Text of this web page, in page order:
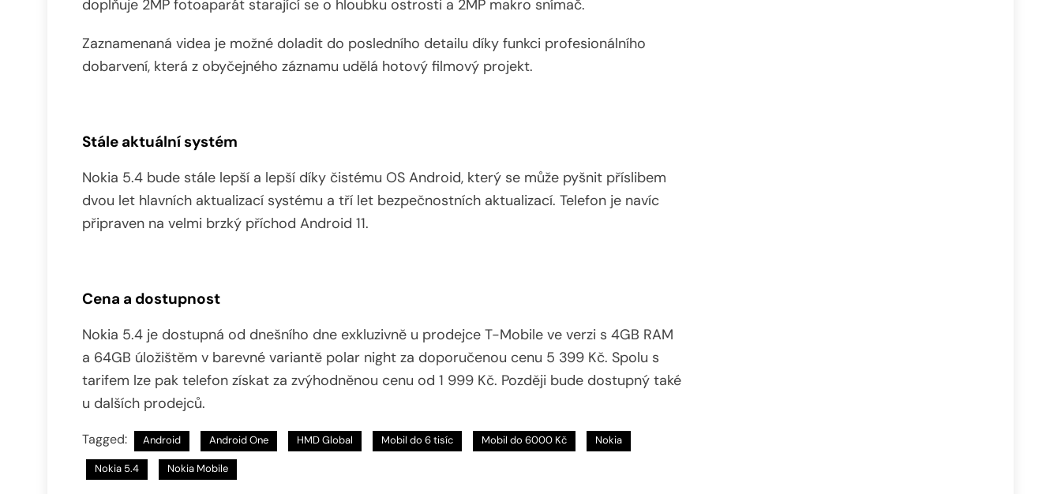
doplňuje 2MP fotoaparát starající se o hloubku ostrosti a 2MP makro snímač.
Zaznamenaná videa je možné doladit do posledního detailu díky funkci profesionálního
dobarvení, která z obyčejného záznamu udělá hotový filmový projekt.
Stále aktuální systém
Nokia 5.4 bude stále lepší a lepší díky čistému OS Android, který se může pyšnit příslibem
dvou let hlavních aktualizací systému a tří let bezpečnostních aktualizací. Telefon je navíc
připraven na velmi brzký příchod Android 11.
Cena a dostupnost
Nokia 5.4 je dostupná od dnešního dne exkluzivně u prodejce T-Mobile ve verzi s 4GB RAM
a 64GB úložištěm v barevné variantě polar night za doporučenou cenu 5 399 Kč. Spolu s
tarifem lze pak telefon získat za zvýhodněnou cenu od 1 999 Kč. Později bude dostupný také
u dalších prodejců.
Tagged: Android Android One HMD Global Mobil do 6 tisíc Mobil do 6000 Kč Nokia
Nokia 5.4 Nokia Mobile